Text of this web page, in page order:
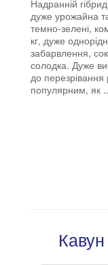
Надранній
дуже урожайна
темно-зелені,
кг, дуже
забарвлення,
солодка. Дуже
до перезрівання
популярним, як